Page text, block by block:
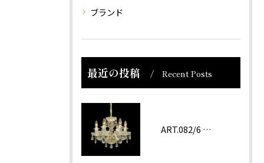
ブランド
最近の投稿 Recent Posts
ART.082/6 prc